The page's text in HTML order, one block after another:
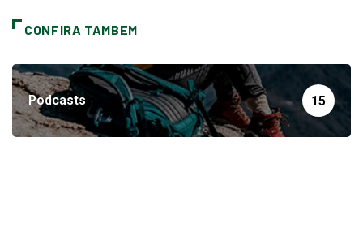
CONFIRA TAMBEM
Podcasts 15